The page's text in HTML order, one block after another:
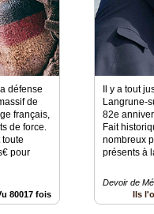
défense
de
français,
de force.
pour
80017 fois
Il y a tout
Langrune-
82e
Fait
nombreux
présents à
Devoir de
Ils